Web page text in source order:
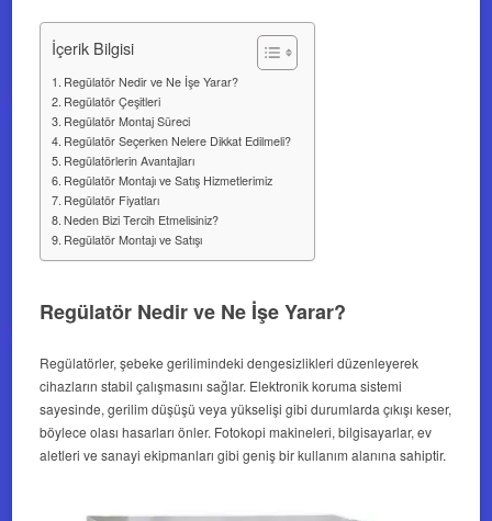
İçerik Bilgisi
Regülatör Nedir ve Ne İşe Yarar?
Regülatör Çeşitleri
Regülatör Montaj Süreci
Regülatör Seçerken Nelere Dikkat Edilmeli?
Regülatörlerin Avantajları
Regülatör Montajı ve Satış Hizmetlerimiz
Regülatör Fiyatları
Neden Bizi Tercih Etmelisiniz?
Regülatör Montajı ve Satışı
Regülatör Nedir ve Ne İşe Yarar?
Regülatörler, şebeke gerilimindeki dengesizlikleri düzenleyerek
cihazların stabil çalışmasını sağlar. Elektronik koruma sistemi
sayesinde, gerilim düşüşü veya yükselişi gibi durumlarda çıkışı keser,
böylece olası hasarları önler. Fotokopi makineleri, bilgisayarlar, ev
aletleri ve sanayi ekipmanları gibi geniş bir kullanım alanına sahiptir.